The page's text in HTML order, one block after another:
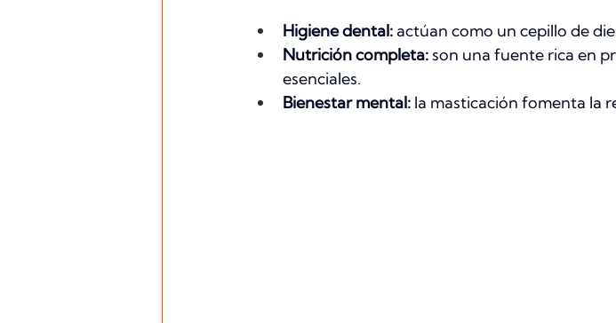
Higiene dental: actúan como un cepillo de
Nutrición completa: son una fuente rica en
esenciales.
Bienestar mental: la masticación fomenta la